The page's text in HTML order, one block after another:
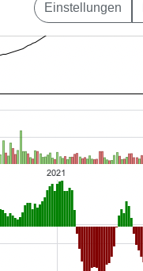
Einstellungen